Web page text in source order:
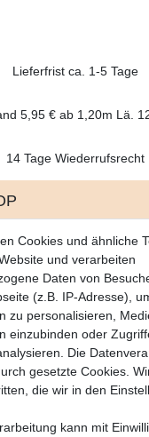
Lieferfrist ca. 1-5 Tage
5,95 € ab 1,20m Lä.
14 Tage Wiederrufsrecht
Gesetz
und Antworten
KONTO
Verordnung
widerrufen
Cookies und ähnliche
und verarbeiten
Daten von
(z.B. IP-Adresse),
zu personalisieren,
einzubinden oder
Die
gesetzte Cookies.
die wir in den
kann mit